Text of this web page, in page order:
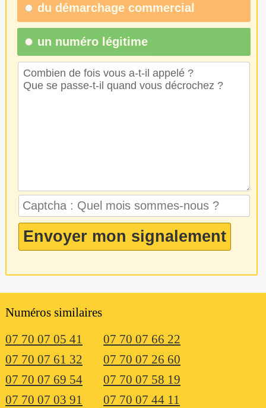
du démarchage commercial
un numéro légitime
Numéros similaires
07 70 07 05 41
07 70 07 66 22
07 70 07 61 32
07 70 07 26 60
07 70 07 69 54
07 70 07 58 19
07 70 07 03 91
07 70 07 44 11